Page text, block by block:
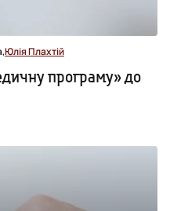
Юлія Плахтій
програму» до